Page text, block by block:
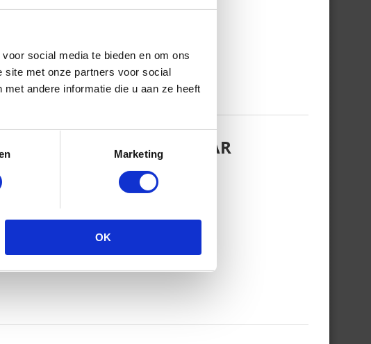
social media te bieden en om ons
site met onze partners voor social
andere informatie die u aan ze heeft
Marketing
OK
GEZINSFOTO MET HAAR